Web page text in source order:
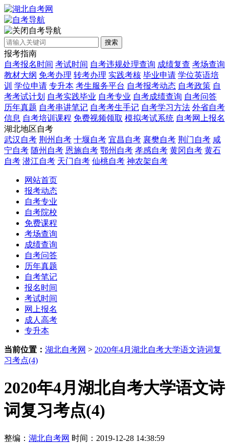
自考导航
搜索
报考指南
自考报名时间 考试时间 自考违规处理查询 成绩复查 考场查询
教材大纲 免考办理 转考办理 实践考核 毕业申请 学位英语培
训 学位申请 专升本 考生服务平台 自考报考动态 自考政策 自
考考试计划 自考实践毕业 自考专业 自考成绩查询 自考问答
历年真题 自考串讲笔记 自考考生手记 自考学习方法 外省自考
信息 自考培训课程 免费视频领取 模拟考试系统 自考网上报名
湖北地区自考
武汉自考 荆州自考 十堰自考 宜昌自考 襄樊自考 荆门自考 咸
宁自考 随州自考 恩施自考 鄂州自考 孝感自考 黄冈自考 黄石
自考 潜江自考 天门自考 仙桃自考 神农架自考
网站首页
报考动态
自考专业
自考院校
免费课程
考场查询
成绩查询
自考问答
历年真题
自考笔记
报名时间
考试时间
网上报名
成人高考
专升本
当前位置： 湖北自考网 > 2020年4月湖北自考大学语文诗词复
习考点(4)
2020年4月湖北自考大学语文诗
词复习考点(4)
整编： 湖北自考网 时间：2019-12-28 14:38:59